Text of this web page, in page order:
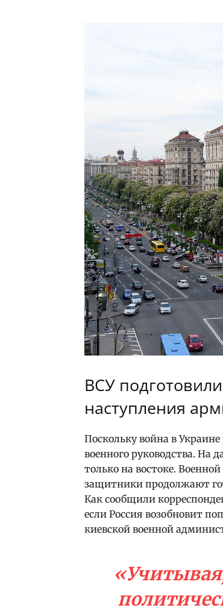
ВСУ
наступления
Поскольку война в
военного руководства. На
только на востоке.
защитники продолжают
Как сообщили
если Россия возобновит
киевской военной